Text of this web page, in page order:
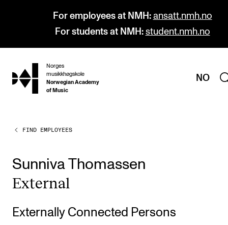
For employees at NMH: ansatt.nmh.no
For students at NMH: student.nmh.no
hjem
Norges
musikkhøgskole
Norwegian Academy
of Music
NO
PROGRAMMES
Undergraduate Programmes
Graduate Programmes
Doctoral Studies
FIND EMPLOYEES
Sunniva Thomassen
Extern­al
Externally Connected Persons